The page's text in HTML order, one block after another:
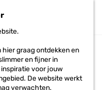
hier graag ontdekken en
en fijner in
voor jouw
De website werkt
verwachten.
MENU